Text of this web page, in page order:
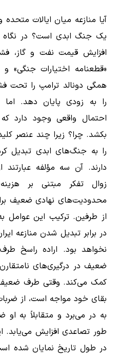
آیا منازعه میان ایالات
یک جنگ ابدی است؟ در نگاه
افزایش قیمت نفت و گاز،
«قطعنامه اختیارات جنگی»
همگی دونالد ترامپ را تحت
را به زودی پایان دهد. اما
احتمال واقعی وجود دارد
بکشد. چرا؟ زیرا چند عنصر
را به جنگ‌های ابدی تبدیل
دارند. آن سه مؤلفه
زوال تفکر مبتنی بر
محدودیت‌های نهادی ضعیف
از طرفین. ترکیب این
در برابر تبدیل شدن منازعه
نخواهد بود. اراده راسخ
ضعیف در درگیری‌های
کمک می‌کند. وقتی طرف
بقای خود مواجه است، از
به در می‌برد و متقابلاً به او
طور تصاعدی افزایش می‌یابد.
در طول تاریخ نمایان شده